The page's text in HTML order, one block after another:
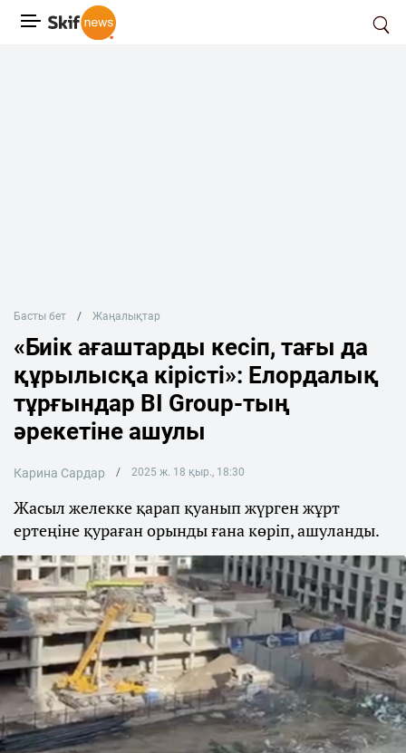
Басты бет Жаңалықтар
«Биік ағаштарды кесіп, тағы да
құрылысқа кірісті»: Елордалық
тұрғындар BI Group-тың
әрекетіне ашулы
Карина Сардар 2025 ж. 18 қыр., 18:30
Жасыл желекке қарап қуанып жүрген жұрт
ертеңіне қураған орынды ғана көріп, ашуланды.